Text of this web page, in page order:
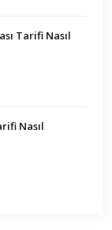
Tarifi Nasıl
Nasıl